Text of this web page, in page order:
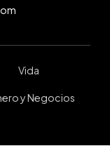
Vida
y Negocios